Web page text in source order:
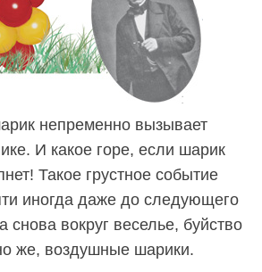
непременно вызывает
И какое горе, если шарик
Такое грустное событие
иногда даже до следующего
снова вокруг веселье, буйство
же, воздушные шарики.